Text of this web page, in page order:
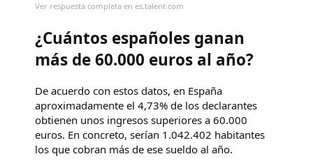
Ver respuesta completa en es.talent.com
¿Cuántos españoles ganan
más de 60.000 euros al año?
De acuerdo con estos datos, en España
aproximadamente el 4,73% de los declarantes
obtienen unos ingresos superiores a 60.000
euros. En concreto, serían 1.042.402 habitantes
los que cobran más de ese sueldo al año.